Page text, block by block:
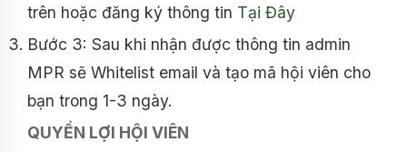
trên hoặc đăng ký thông tin Tại Đây
Bước 3: Sau khi nhận được thông tin admin
MPR sẽ Whitelist email và tạo mã hội viên cho
bạn trong 1-3 ngày.
QUYỀN LỢI HỘI VIÊN